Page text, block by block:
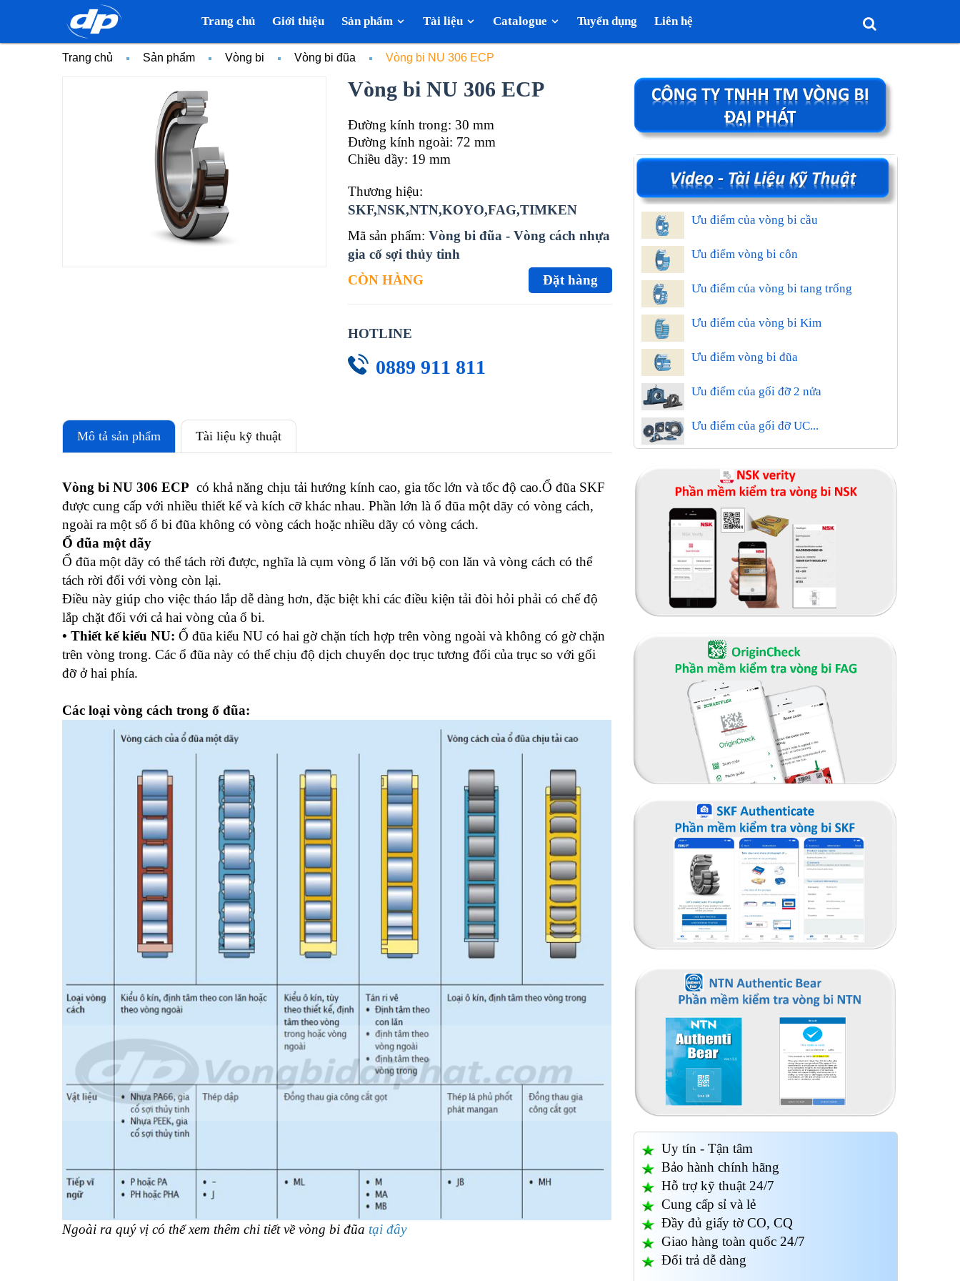
Trang chủ Giới thiệu Sản phẩm Tài liệu Catalogue Tuyển dụng Liên hệ
Trang chủ Sản phẩm Vòng bi Vòng bi đũa Vòng bi NU 306 ECP
Vòng bi NU 306 ECP
Đường kính trong: 30 mm
Đường kính ngoài: 72 mm
Chiều dầy: 19 mm
Thương hiệu:
SKF,NSK,NTN,KOYO,FAG,TIMKEN
Mã sản phẩm: Vòng bi đũa - Vòng cách nhựa
gia cố sợi thủy tinh
CÒN HÀNG
Đặt hàng
HOTLINE
0889 911 811
Mô tả sản phẩm Tài liệu kỹ thuật
Vòng bi NU 306 ECP có khả năng chịu tải hướng kính cao, gia tốc lớn và tốc độ cao.Ổ đũa SKF
được cung cấp với nhiều thiết kế và kích cỡ khác nhau. Phần lớn là ổ đũa một dãy có vòng cách,
ngoài ra một số ổ bi đũa không có vòng cách hoặc nhiều dãy có vòng cách.
Ổ đũa một dãy
Ổ đũa một dãy có thể tách rời được, nghĩa là cụm vòng ổ lăn với bộ con lăn và vòng cách có thể
tách rời đối với vòng còn lại.
Điều này giúp cho việc tháo lắp dễ dàng hơn, đặc biệt khi các điều kiện tải đòi hỏi phải có chế độ
lắp chặt đối với cả hai vòng của ổ bi.
• Thiết kế kiểu NU: Ổ đũa kiểu NU có hai gờ chặn tích hợp trên vòng ngoài và không có gờ chặn
trên vòng trong. Các ổ đũa này có thể chịu độ dịch chuyển dọc trục tương đối của trục so với gối
đỡ ở hai phía.
Các loại vòng cách trong ổ đũa:
Ngoài ra quý vị có thể xem thêm chi tiết về vòng bi đũa tại đây
Ưu điểm của vòng bi cầu
Ưu điểm vòng bi côn
Ưu điểm của vòng bi tang trống
Ưu điểm của vòng bi Kim
Ưu điểm vòng bi đũa
Ưu điểm của gối đỡ 2 nửa
Ưu điểm của gối đỡ UC...
Uy tín - Tận tâm
Bảo hành chính hãng
Hỗ trợ kỹ thuật 24/7
Cung cấp sỉ và lẻ
Đầy đủ giấy tờ CO, CQ
Giao hàng toàn quốc 24/7
Đổi trả dễ dàng